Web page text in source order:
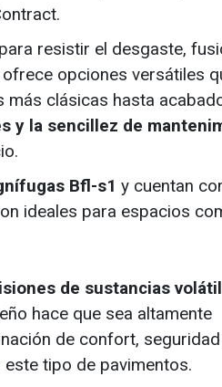
resistir el desgaste,
opciones versátiles
más clásicas hasta
y la sencillez de
Bfl-s1 y cuentan
ideales para espacios
de sustancias
hace que sea altamente
de confort,
tipo de pavimentos.